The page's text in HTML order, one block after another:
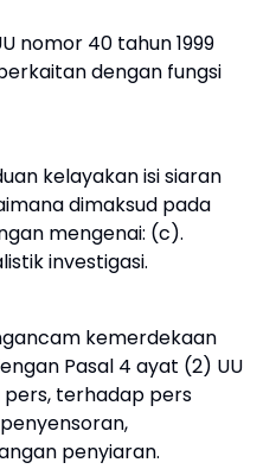
nomor 40 tahun 1999
dengan fungsi
kelayakan isi siaran
dimaksud pada
mengenai: (c).
investigasi.
kemerdekaan
Pasal 4 ayat (2) UU
pers, terhadap pers
penyiaran.